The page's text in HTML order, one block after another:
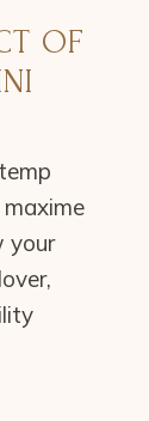
OF
your